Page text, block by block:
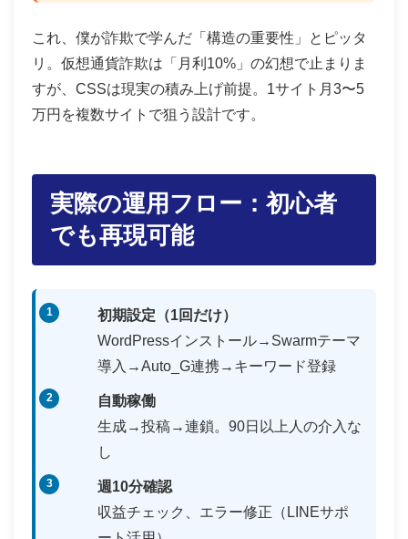
これ、僕が詐欺で学んだ「構造の重要性」とピッタ
リ。仮想通貨詐欺は「月利10%」の幻想で止まりま
すが、CSSは現実の積み上げ前提。1サイト月3〜5
万円を複数サイトで狙う設計です。
実際の運用フロー：初心者
でも再現可能
初期設定（1回だけ）
WordPressインストール→Swarmテーマ
導入→Auto_G連携→キーワード登録
自動稼働
生成→投稿→連鎖。90日以上人の介入な
し
週10分確認
収益チェック、エラー修正（LINEサポ